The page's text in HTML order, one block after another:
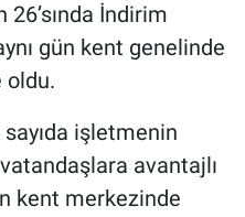
26’sında İndirim
gün kent genelinde
oldu.
işletmenin
avantajlı
kent merkezinde